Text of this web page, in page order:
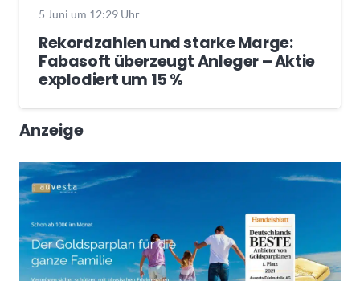
5 Juni um 12:29 Uhr
Rekordzahlen und starke Marge:
Fabasoft überzeugt Anleger – Aktie
explodiert um 15 %
Anzeige